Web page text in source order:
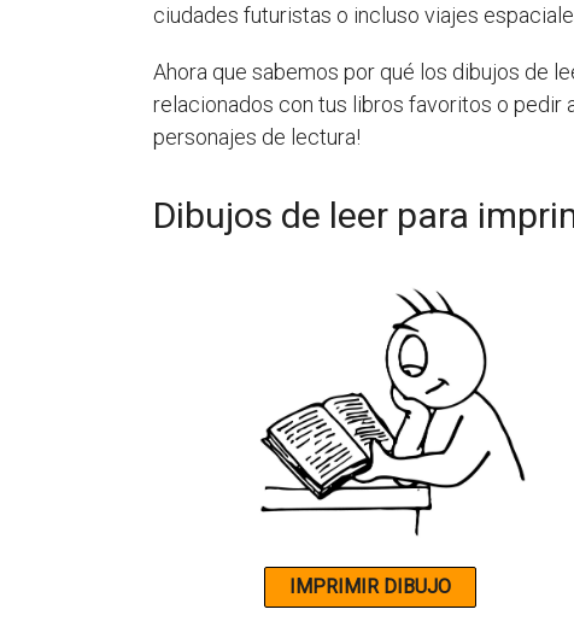
ciudades futuristas o incluso viajes
Ahora que sabemos por qué los dibujos de
relacionados con tus libros favoritos o pedir
personajes de lectura!
Dibujos de leer para